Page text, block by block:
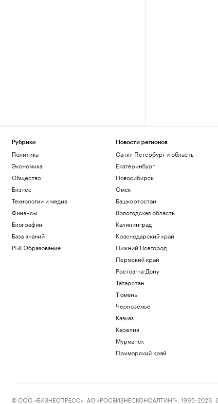
Рубрики
Политика
Экономика
Общество
Бизнес
Технологии и медиа
Финансы
Биографии
База знаний
РБК Образование
Новости регионов
Санкт-Петербург и область
Екатеринбург
Новосибирск
Омск
Башкортостан
Вологодская область
Калининград
Краснодарский край
Нижний Новгород
Пермский край
Ростов-на-Дону
Татарстан
Тюмень
Черноземье
Кавказ
Карелия
Мурманск
Приморский край
© ООО «БИЗНЕСПРЕСС», АО «РОСБИЗНЕСКОНСАЛТИНГ», 1995–2026.